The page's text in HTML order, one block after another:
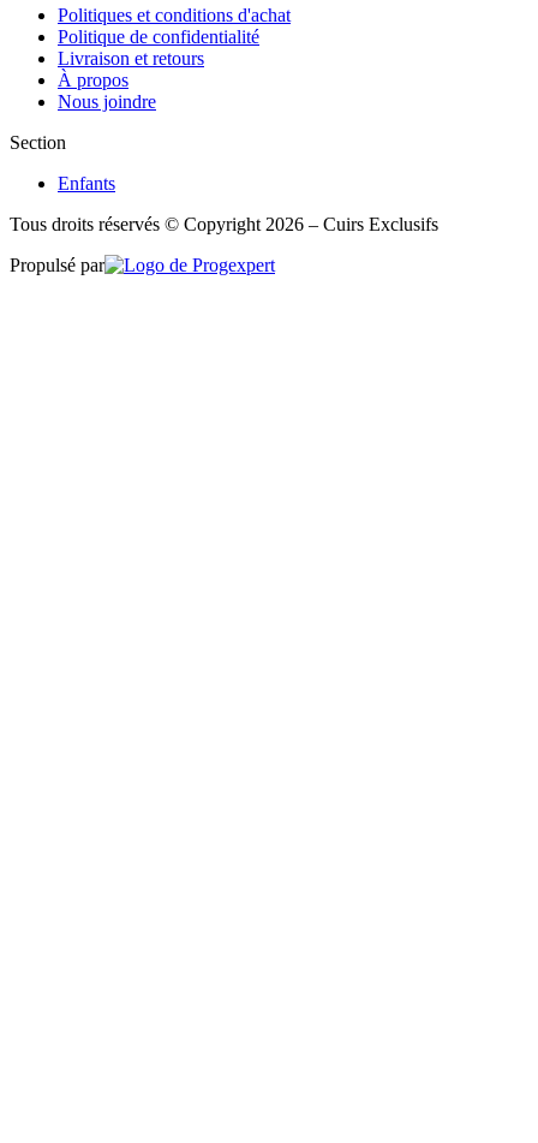
Politiques et conditions d'achat
Politique de confidentialité
Livraison et retours
À propos
Nous joindre
Section
Enfants
Tous droits réservés © Copyright 2026 – Cuirs Exclusifs
Propulsé par